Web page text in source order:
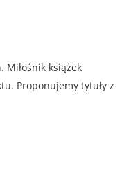
książek
Proponujemy tytuły z